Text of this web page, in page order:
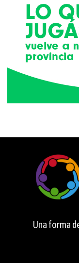
Una forma